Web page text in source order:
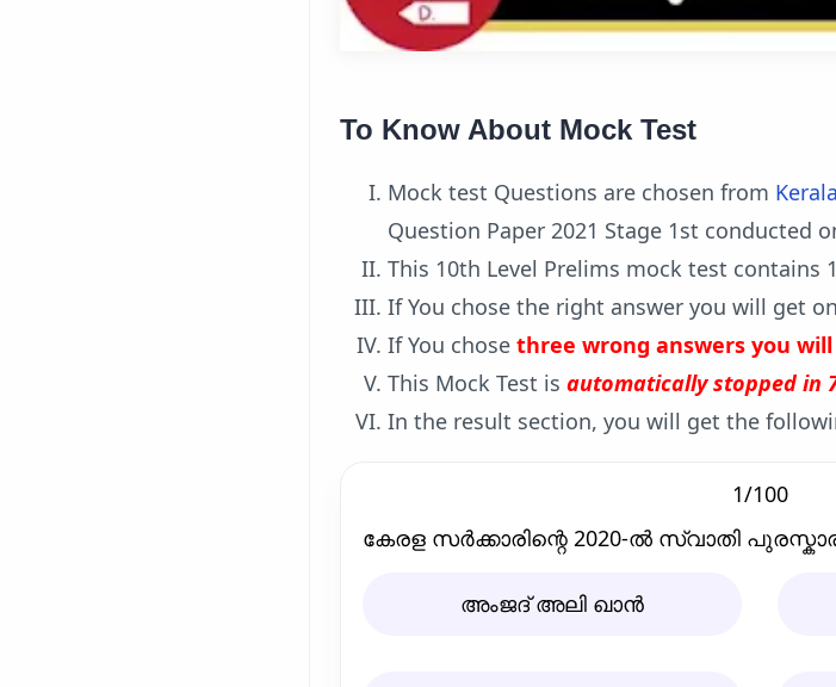
To Know About Mock Test
Mock test Questions are chosen from
Question Paper 2021 Stage 1st conducted
This 10th Level Prelims mock test contains
If You chose the right answer you will get
If You chose three wrong answers you
This Mock Test is automatically stopped in
In the result section, you will get the
1/100
കേരള സര്‍ക്കാരിന്റെ 2020-ല്‍ സ്വാതി
അംജദ്‌ അലി ഖാന്‍